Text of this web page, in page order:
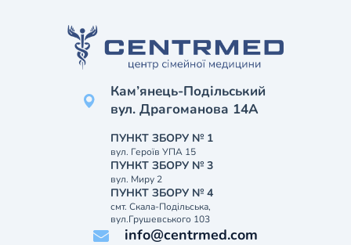
Кам’янець-Подільський
вул. Драгоманова 14А
ПУНКТ ЗБОРУ № 1
вул. Героїв УПА 15
ПУНКТ ЗБОРУ № 3
вул. Миру 2
ПУНКТ ЗБОРУ № 4
смт. Скала-Подільська,
вул.Грушевського 103
info@centrmed.com